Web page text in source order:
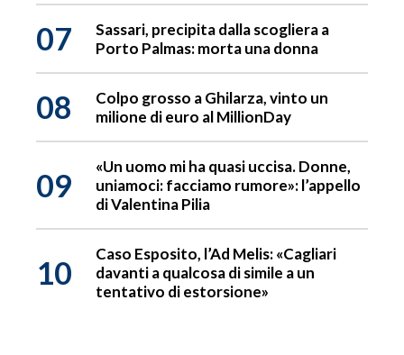
07
Sassari, precipita dalla scogliera a
Porto Palmas: morta una donna
08
Colpo grosso a Ghilarza, vinto un
milione di euro al MillionDay
09
«Un uomo mi ha quasi uccisa. Donne,
uniamoci: facciamo rumore»: l’appello
di Valentina Pilia
10
Caso Esposito, l’Ad Melis: «Cagliari
davanti a qualcosa di simile a un
tentativo di estorsione»